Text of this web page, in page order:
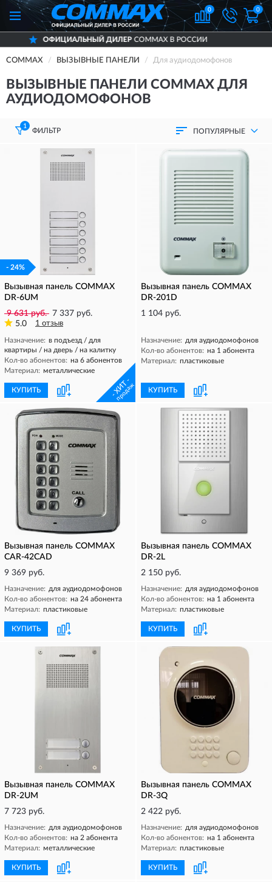
0 0
ДИЛЕРCOMMAX В РОССИИ
COMMAX ВЫЗЫВНЫЕ ПАНЕЛИ Для аудиодомофонов
ВЫЗЫВНЫЕ ПАНЕЛИ COMMAX ДЛЯ
АУДИОДОМОФОНОВ
1
ФИЛЬТР ПОПУЛЯРНЫЕ
- 24%
Вызывная панель COMMAX
DR-6UM
9 631 руб. 7 337 руб.
5.0
1 отзыв
Назначение: в подъезд / для
квартиры / на дверь / на калитку
Кол-во абонентов: на 6 абонентов
Материал: металлические
КУПИТЬ - ХИТ -
продаж
Вызывная панель COMMAX
DR-201D
1 104 руб.
Назначение: для аудиодомофонов
Кол-во абонентов: на 1 абонента
Материал: пластиковые
КУПИТЬ
Вызывная панель COMMAX
CAR-42CAD
9 369 руб.
Назначение: для аудиодомофонов
Кол-во абонентов: на 24 абонента
Материал: пластиковые
КУПИТЬ
Вызывная панель COMMAX
DR-2L
2 150 руб.
Назначение: для аудиодомофонов
Кол-во абонентов: на 1 абонента
Материал: пластиковые
КУПИТЬ
Вызывная панель COMMAX
DR-2UM
7 723 руб.
Назначение: для аудиодомофонов
Кол-во абонентов: на 2 абонента
Материал: металлические
КУПИТЬ
Вызывная панель COMMAX
DR-3Q
2 422 руб.
Назначение: для аудиодомофонов
Кол-во абонентов: на 1 абонента
Материал: пластиковые
КУПИТЬ